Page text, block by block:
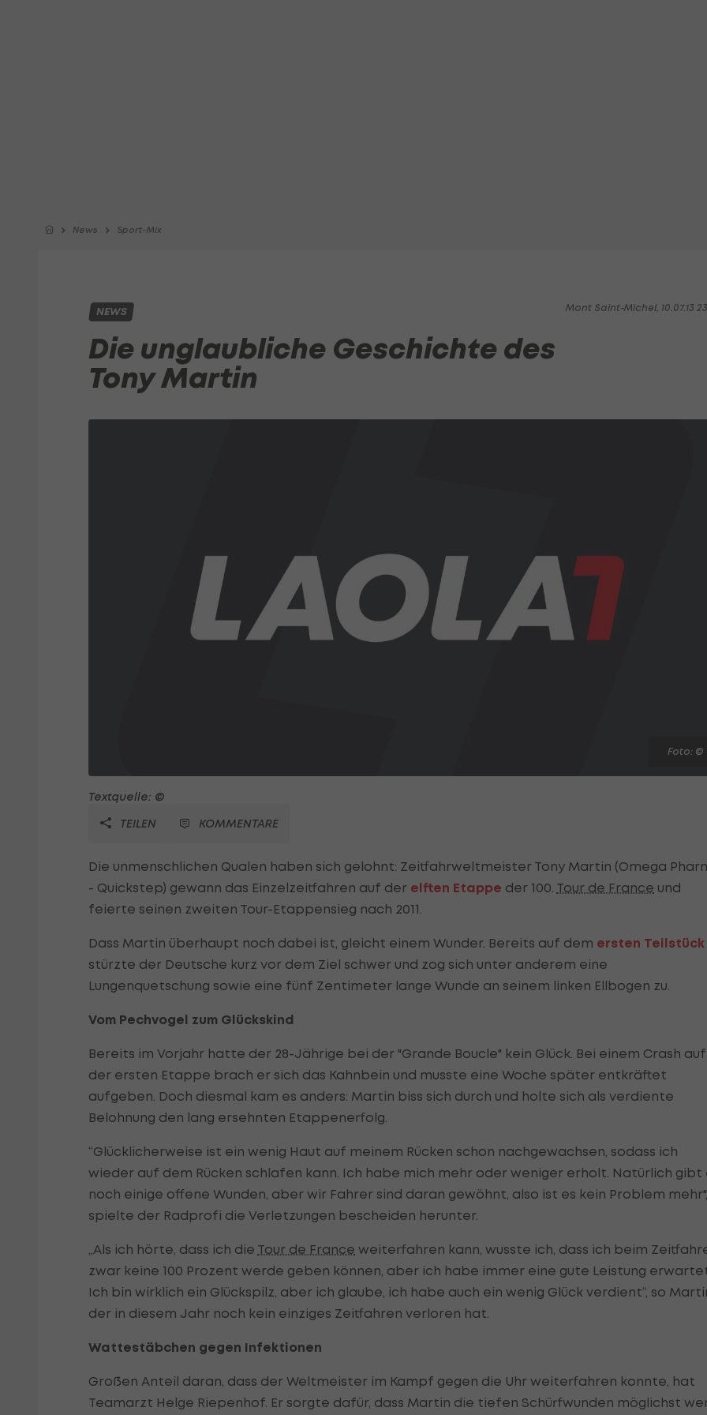
News Sport-Mix
Mont Saint-Michel, 10.07.13
NEWS
Die unglaubliche Geschichte des
Tony Martin
Foto: ©
Textquelle: ©
TEILEN
KOMMENTARE
Die unmenschlichen Qualen haben sich gelohnt: Zeitfahrweltmeister Tony Martin (Omega
- Quickstep) gewann das Einzelzeitfahren auf der elften Etappe der 100. Tour de France und
feierte seinen zweiten Tour-Etappensieg nach 2011.
Dass Martin überhaupt noch dabei ist, gleicht einem Wunder. Bereits auf dem ersten Teilstück
stürzte der Deutsche kurz vor dem Ziel schwer und zog sich unter anderem eine
Lungenquetschung sowie eine fünf Zentimeter lange Wunde an seinem linken Ellbogen zu.
Vom Pechvogel zum Glückskind
Bereits im Vorjahr hatte der 28-Jährige bei der "Grande Boucle" kein Glück. Bei einem Crash auf
der ersten Etappe brach er sich das Kahnbein und musste eine Woche später entkräftet
aufgeben. Doch diesmal kam es anders: Martin biss sich durch und holte sich als verdiente
Belohnung den lang ersehnten Etappenerfolg.
“Glücklicherweise ist ein wenig Haut auf meinem Rücken schon nachgewachsen, sodass ich
wieder auf dem Rücken schlafen kann. Ich habe mich mehr oder weniger erholt. Natürlich gibt
noch einige offene Wunden, aber wir Fahrer sind daran gewöhnt, also ist es kein Problem mehr",
spielte der Radprofi die Verletzungen bescheiden herunter.
„Als ich hörte, dass ich die Tour de France weiterfahren kann, wusste ich, dass ich beim
zwar keine 100 Prozent werde geben können, aber ich habe immer eine gute Leistung
Ich bin wirklich ein Glückspilz, aber ich glaube, ich habe auch ein wenig Glück verdient“, so
der in diesem Jahr noch kein einziges Zeitfahren verloren hat.
Wattestäbchen gegen Infektionen
Großen Anteil daran, dass der Weltmeister im Kampf gegen die Uhr weiterfahren konnte, hat
Teamarzt Helge Riepenhof. Er sorgte dafür, dass Martin die tiefen Schürfwunden möglichst